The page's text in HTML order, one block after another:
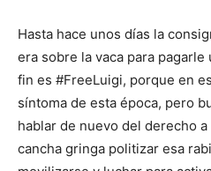
Hasta hace unos días la
era sobre la vaca para
fin es #FreeLuigi, porque en
síntoma de esta época, pero
hablar de nuevo del derecho
cancha gringa politizar esa